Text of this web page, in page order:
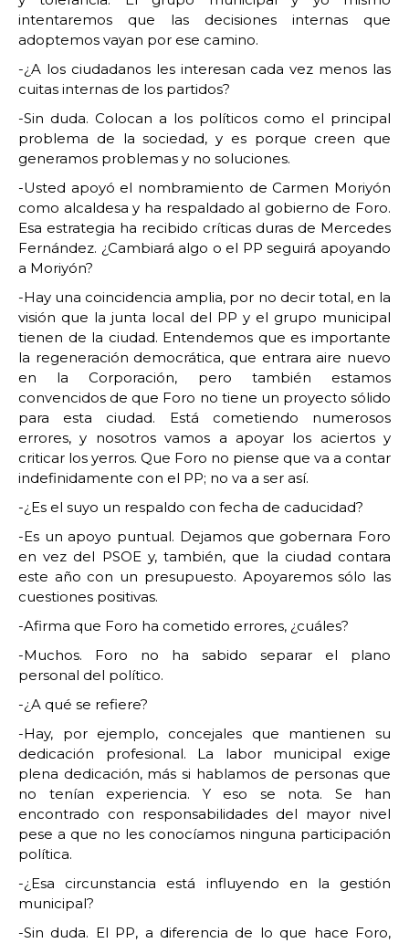
intentaremos que las decisiones internas que
adoptemos vayan por ese camino.
-¿A los ciudadanos les interesan cada vez menos las
cuitas internas de los partidos?
-Sin duda. Colocan a los políticos como el principal
problema de la sociedad, y es porque creen que
generamos problemas y no soluciones.
-Usted apoyó el nombramiento de Carmen Moriyón
como alcaldesa y ha respaldado al gobierno de Foro.
Esa estrategia ha recibido críticas duras de Mercedes
Fernández. ¿Cambiará algo o el PP seguirá apoyando
a Moriyón?
-Hay una coincidencia amplia, por no decir total, en la
visión que la junta local del PP y el grupo municipal
tienen de la ciudad. Entendemos que es importante
la regeneración democrática, que entrara aire nuevo
en la Corporación, pero también estamos
convencidos de que Foro no tiene un proyecto sólido
para esta ciudad. Está cometiendo numerosos
errores, y nosotros vamos a apoyar los aciertos y
criticar los yerros. Que Foro no piense que va a contar
indefinidamente con el PP; no va a ser así.
-¿Es el suyo un respaldo con fecha de caducidad?
-Es un apoyo puntual. Dejamos que gobernara Foro
en vez del PSOE y, también, que la ciudad contara
este año con un presupuesto. Apoyaremos sólo las
cuestiones positivas.
-Afirma que Foro ha cometido errores, ¿cuáles?
-Muchos. Foro no ha sabido separar el plano
personal del político.
-¿A qué se refiere?
-Hay, por ejemplo, concejales que mantienen su
dedicación profesional. La labor municipal exige
plena dedicación, más si hablamos de personas que
no tenían experiencia. Y eso se nota. Se han
encontrado con responsabilidades del mayor nivel
pese a que no les conocíamos ninguna participación
política.
-¿Esa circunstancia está influyendo en la gestión
municipal?
-Sin duda. El PP, a diferencia de lo que hace Foro,